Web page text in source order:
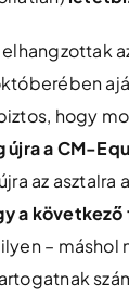
hogy
újra a CM-
az asztalra
a
– máshol